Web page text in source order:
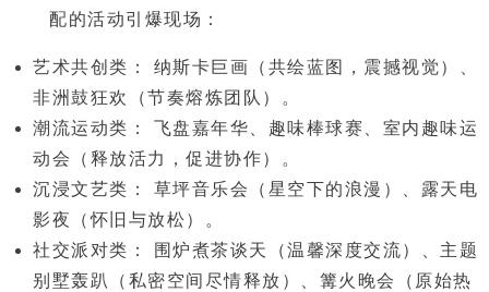
配的活动引爆现场：
艺术共创类： 纳斯卡巨画 （共绘蓝图，震撼视觉）、
非洲鼓狂欢（节奏熔炼团队）。
潮流运动类：
飞盘嘉年华、趣味棒球赛、室内趣味运
动会（释放活力，促进协作）。
沉浸文艺类：
草坪音乐会
（星空下的浪漫）、露天电
影夜（怀旧与放松）。
社交派对类：
围炉煮茶谈天（温馨深度交流）、主题
别墅轰趴（私密空间尽情释放）、篝火晚会（原始热